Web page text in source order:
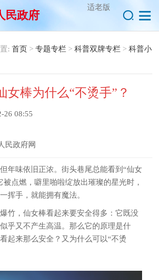
适老版
民政府
: 首页 > 专题专栏 > 科普双牌专栏 > 科普小
女棒为什么“不烫手”？
26 08:55
民政府网
年味依旧正浓。街头巷尾总能看到“仙女
被点燃，噼里啪啦绽放出璀璨的星光时，
挥手，就能拥有魔法。
竹，仙女棒看起来要安全得多：它既没
乎又不产生高温。那么它的原理是什
起来那么安全？又为什么可以“不烫